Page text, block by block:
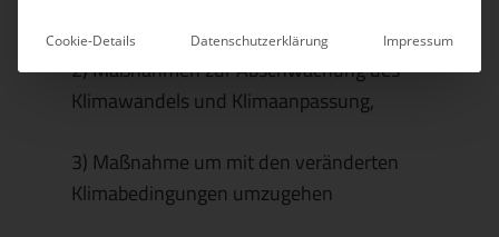
2) Maßnahmen zur Abschwächung des
Klimawandels und Klimaanpassung,
3) Maßnahme um mit den veränderten
Klimabedingungen umzugehen
Cookie-Details Datenschutzerklärung Impressum